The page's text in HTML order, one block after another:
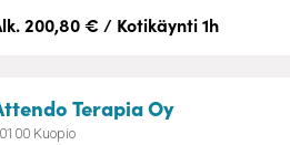
200,80 € / Kotikäynti 1h
Terapia Oy–
Kuopio